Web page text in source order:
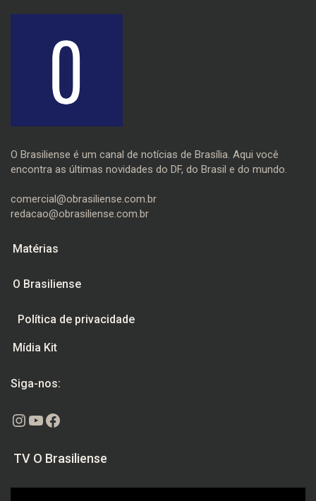
O Brasiliense é um canal de notícias de Brasília. Aqui você
encontra as últimas novidades do DF, do Brasil e do mundo.
comercial@obrasiliense.com.br
redacao@obrasiliense.com.br
Matérias
O Brasiliense
Política de privacidade
Mídia Kit
Siga-nos:
Instagram
Youtube
Facebook
TV O Brasiliense